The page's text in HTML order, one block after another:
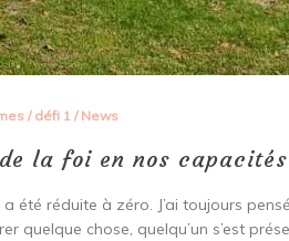
/ défi 1 / News
la foi en nos capacités
été réduite à zéro. J’ai toujours
quelque chose, quelqu’un s’est